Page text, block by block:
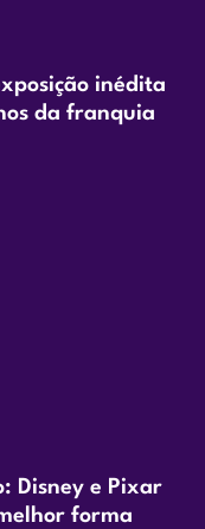
inédita
da franquia
Disney e Pixar
forma